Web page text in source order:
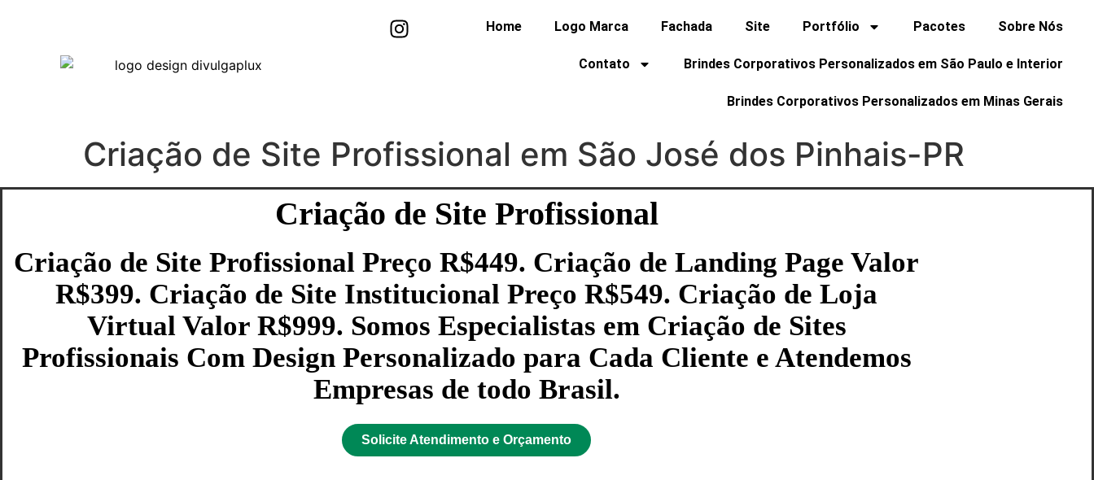
Home Logo Marca Fachada Site Portfólio Pacotes Sobre Nós
Contato Brindes Corporativos Personalizados em São Paulo e Interior
Brindes Corporativos Personalizados em Minas Gerais
Criação de Site Profissional em São José dos Pinhais-PR
Criação de Site Profissional
Criação de Site Profissional Preço R$449. Criação de Landing Page Valor
R$399. Criação de Site Institucional Preço R$549. Criação de Loja
Virtual Valor R$999. Somos Especialistas em Criação de Sites
Profissionais Com Design Personalizado para Cada Cliente e Atendemos
Empresas de todo Brasil.
Solicite Atendimento e Orçamento